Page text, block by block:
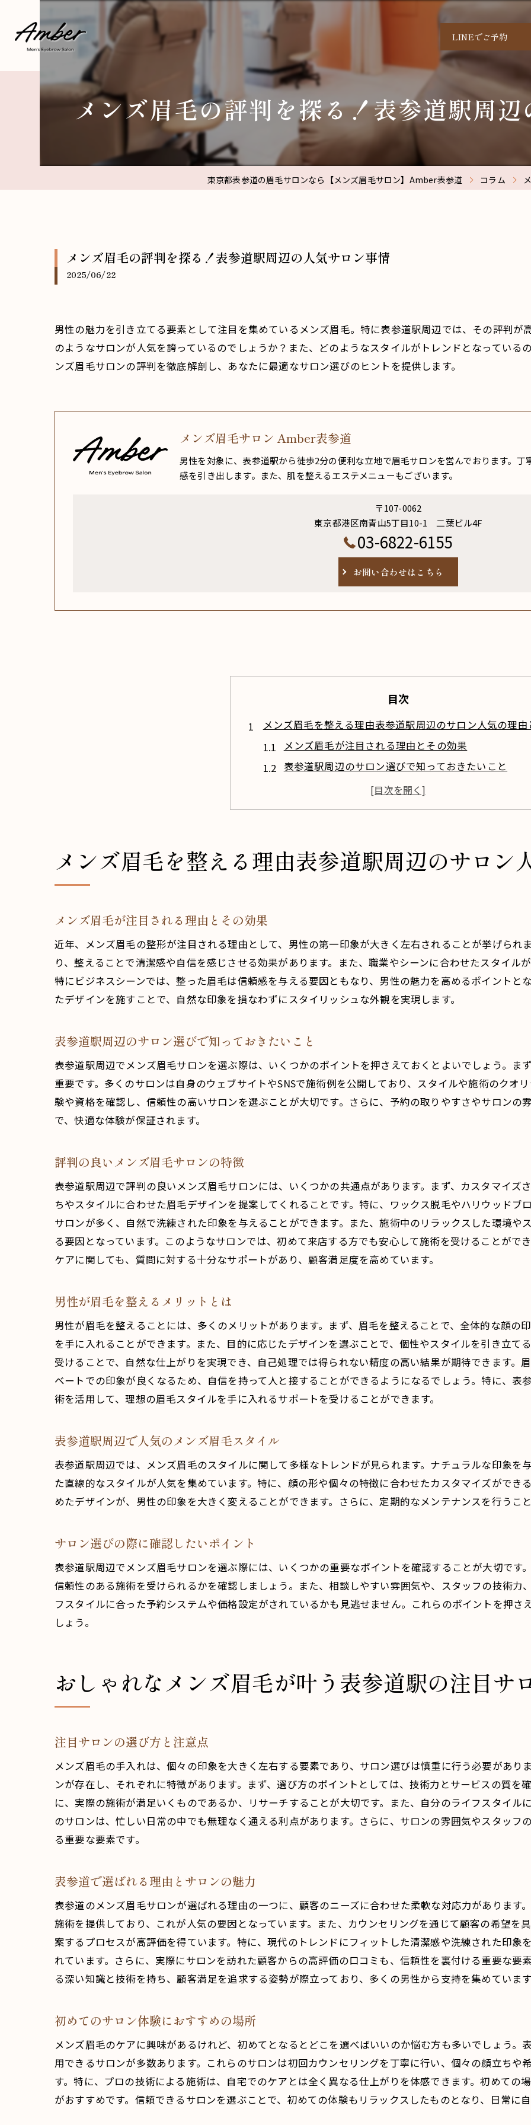
LINEでご予約
メンズ眉毛の評判を探る！表参道駅周
東京都表参道の眉毛サロンなら【メンズ眉毛サロン】Amber表参道 コラム
メンズ眉毛の評判を探る！表参道駅周辺の人気サロン事情
2025/06/22
男性の魅力を引き立てる要素として注目を集めているメンズ眉毛。特に表参道駅周辺では、その評判が
のようなサロンが人気を誇っているのでしょうか？また、どのようなスタイルがトレンドとなっている
ンズ眉毛サロンの評判を徹底解剖し、あなたに最適なサロン選びのヒントを提供します。
メンズ眉毛サロン Amber表参道
男性を対象に、表参道駅から徒歩2分の便利な立地で眉毛サロンを営んでおります。
感を引き出します。また、肌を整えるエステメニューもございます。
〒107-0062
東京都港区南青山5丁目10-1 二葉ビル4F
03-6822-6155
お問い合わせはこちら
目次
メンズ眉毛を整える理由表参道駅周辺のサロン人気の理由
メンズ眉毛が注目される理由とその効果
表参道駅周辺のサロン選びで知っておきたいこと
評判の良いメンズ眉毛サロンの特徴
男性が眉毛を整えるメリットとは
サロン選びの際に確認したいポイント
おしゃれなメンズ眉毛が叶う表参道駅の注目サロン
おしゃれなメンズ眉毛のトレンド紹介
サロンで得られるアフターケアの重要性
口コミから見る表参道のサロン事情
最新のトレンドを取り入れたサロンの魅力
サロンスタッフの専門性と知識
表参道駅近辺のトレンドサロン紹介
自分に合ったサロンの見つけ方
サロン選びで失敗しないためのポイント
表参道駅でのサロンの選択基準
理想の眉毛を実現するためのステップ
サロン訪問前に確認しておきたいこと
実際の体験から得た印象と結果
サロンスタッフとのコミュニケーションの重要性
施術後のアフターケアとその効果
体験談から見るサロンの評判と信頼性
表参道駅付近で話題のメンズ眉毛スタイルを試してみよう
人気スタイルの特徴とその魅力
話題のスタイルを取り入れるメリット
サロンで試したい注目のスタイル
メンズ眉毛で印象アップ！表参道駅周辺のサロン事情
表参道駅周辺の人気サロン紹介
プロフェッショナルな技術とその魅力
自信を持てる眉毛スタイルの提案
サロンでの専門的なカウンセリングの重要性
プロが集うサロンの選び方とその理由
メンズ眉毛を整える理由表参道駅周辺のサロン
メンズ眉毛が注目される理由とその効果
近年、メンズ眉毛の整形が注目される理由として、男性の第一印象が大きく左右されることが挙げられ
り、整えることで清潔感や自信を感じさせる効果があります。また、職業やシーンに合わせたスタイル
特にビジネスシーンでは、整った眉毛は信頼感を与える要因ともなり、男性の魅力を高めるポイントと
たデザインを施すことで、自然な印象を損なわずにスタイリッシュな外観を実現します。
表参道駅周辺のサロン選びで知っておきたいこと
表参道駅周辺でメンズ眉毛サロンを選ぶ際は、いくつかのポイントを押さえておくとよいでしょう。ま
重要です。多くのサロンは自身のウェブサイトやSNSで施術例を公開しており、スタイルや施術のクオ
験や資格を確認し、信頼性の高いサロンを選ぶことが大切です。さらに、予約の取りやすさやサロンの
で、快適な体験が保証されます。
評判の良いメンズ眉毛サロンの特徴
表参道駅周辺で評判の良いメンズ眉毛サロンには、いくつかの共通点があります。まず、カスタマイズ
ちやスタイルに合わせた眉毛デザインを提案してくれることです。特に、ワックス脱毛やハリウッドブ
サロンが多く、自然で洗練された印象を与えることができます。また、施術中のリラックスした環境や
る要因となっています。このようなサロンでは、初めて来店する方でも安心して施術を受けることがで
ケアに関しても、質問に対する十分なサポートがあり、顧客満足度を高めています。
男性が眉毛を整えるメリットとは
男性が眉毛を整えることには、多くのメリットがあります。まず、眉毛を整えることで、全体的な顔の
を手に入れることができます。また、目的に応じたデザインを選ぶことで、個性やスタイルを引き立て
受けることで、自然な仕上がりを実現でき、自己処理では得られない精度の高い結果が期待できます。
ベートでの印象が良くなるため、自信を持って人と接することができるようになるでしょう。特に、表
術を活用して、理想の眉毛スタイルを手に入れるサポートを受けることができます。
表参道駅周辺で人気のメンズ眉毛スタイル
表参道駅周辺では、メンズ眉毛のスタイルに関して多様なトレンドが見られます。ナチュラルな印象を
た直線的なスタイルが人気を集めています。特に、顔の形や個々の特徴に合わせたカスタマイズができ
めたデザインが、男性の印象を大きく変えることができます。さらに、定期的なメンテナンスを行うこ
サロン選びの際に確認したいポイント
表参道駅周辺でメンズ眉毛サロンを選ぶ際には、いくつかの重要なポイントを確認することが大切です
信頼性のある施術を受けられるかを確認しましょう。また、相談しやすい雰囲気や、スタッフの技術力
フスタイルに合った予約システムや価格設定がされているかも見逃せません。これらのポイントを押さ
しょう。
おしゃれなメンズ眉毛が叶う表参道駅の注目サ
注目サロンの選び方と注意点
メンズ眉毛の手入れは、個々の印象を大きく左右する要素であり、サロン選びは慎重に行う必要があり
ンが存在し、それぞれに特徴があります。まず、選び方のポイントとしては、技術力とサービスの質を
に、実際の施術が満足いくものであるか、リサーチすることが大切です。また、自分のライフスタイル
のサロンは、忙しい日常の中でも無理なく通える利点があります。さらに、サロンの雰囲気やスタッフ
る重要な要素です。
表参道で選ばれる理由とサロンの魅力
表参道のメンズ眉毛サロンが選ばれる理由の一つに、顧客のニーズに合わせた柔軟な対応力があります
施術を提供しており、これが人気の要因となっています。また、カウンセリングを通じて顧客の希望を
案するプロセスが高評価を得ています。特に、現代のトレンドにフィットした清潔感や洗練された印象
れています。さらに、実際にサロンを訪れた顧客からの高評価の口コミも、信頼性を裏付ける重要な要
る深い知識と技術を持ち、顧客満足を追求する姿勢が際立っており、多くの男性から支持を集めていま
初めてのサロン体験におすすめの場所
メンズ眉毛のケアに興味があるけれど、初めてとなるとどこを選べばいいのか悩む方も多いでしょう。
用できるサロンが多数あります。これらのサロンは初回カウンセリングを丁寧に行い、個々の顔立ちや
す。特に、プロの技術による施術は、自宅でのケアとは全く異なる仕上がりを体感できます。初めての
がおすすめです。信頼できるサロンを選ぶことで、初めての体験もリラックスしたものとなり、日常に